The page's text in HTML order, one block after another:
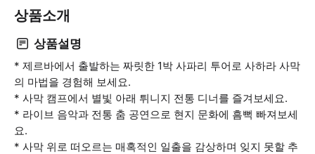
상품소개
상품설명
* 제르바에서 출발하는 짜릿한 1박 사파리 투어로 사하라 사막
의 마법을 경험해 보세요.
* 사막 캠프에서 별빛 아래 튀니지 전통 디너를 즐겨보세요.
* 라이브 음악과 전통 춤 공연으로 현지 문화에 흠뻑 빠져보세
요.
* 사막 위로 떠오르는 매혹적인 일출을 감상하며 잊지 못할 추